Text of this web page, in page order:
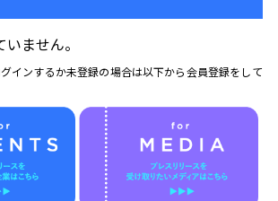
ません。
インするか未登録の場合は以下から会員登録をして